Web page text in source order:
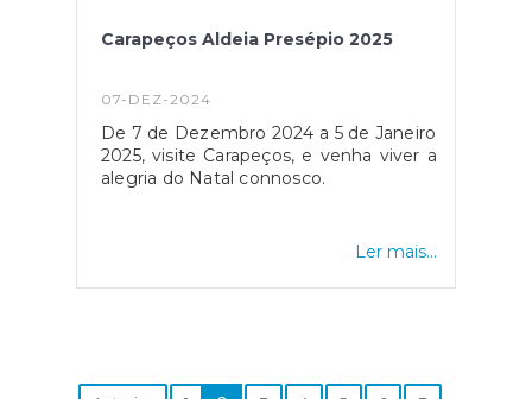
Carapeços Aldeia Presépio 2025
07-DEZ-2024
De 7 de Dezembro 2024 a 5 de Janeiro
2025, visite Carapeços, e venha viver a
alegria do Natal connosco.
Ler mais...